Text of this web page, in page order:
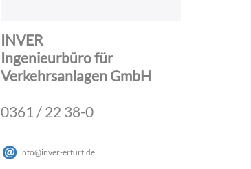
INVER
Ingenieurbüro für
Verkehrsanlagen GmbH
0361 / 22 38-0
info@inver-erfurt. de